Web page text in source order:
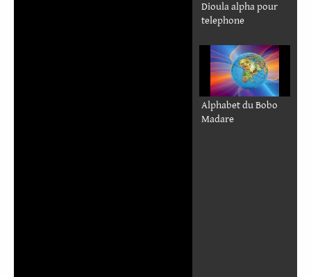
Dioula alpha pour
telephone
Alphabet du Bobo
Madare